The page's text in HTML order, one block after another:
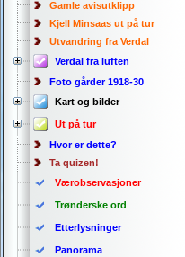
Gamle avisutklipp
Kjell Minsaas ut på tur
Utvandring fra Verdal
Verdal fra luften
Foto gårder 1918-30
Kart og bilder
Ut på tur
Hvor er dette?
Ta quizen!
Værobservasjoner
Trønderske ord
Etterlysninger
Panorama